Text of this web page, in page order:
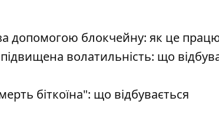
допомогою блокчейну: як це
волатильність: що
біткоїна": що відбувається